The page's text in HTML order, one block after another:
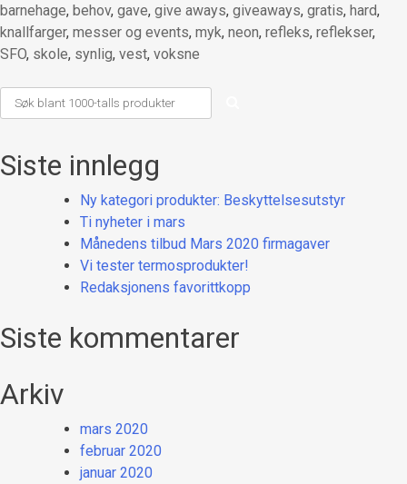
barnehage, behov, gave, give aways, giveaways, gratis, hard,
knallfarger, messer og events, myk, neon, refleks, reflekser,
SFO, skole, synlig, vest, voksne
Siste innlegg
Ny kategori produkter: Beskyttelsesutstyr
Ti nyheter i mars
Månedens tilbud Mars 2020 firmagaver
Vi tester termosprodukter!
Redaksjonens favorittkopp
Siste kommentarer
Arkiv
mars 2020
februar 2020
januar 2020